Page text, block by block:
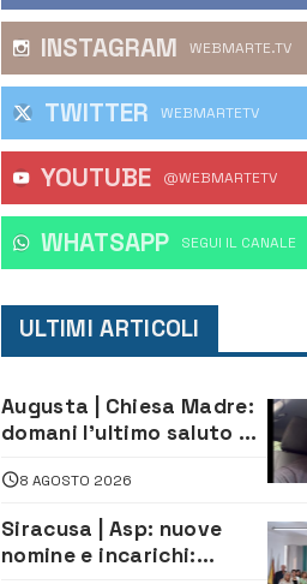
INSTAGRAM WEBMARTE.TV
TWITTER WEBMARTETV
YOUTUBE @WEBMARTETV
WHATSAPP ‎SEGUI IL CANALE
ULTIMI ARTICOLI
Augusta | Chiesa Madre:
domani l’ultimo saluto ad
morto in un incidente
8 AGOSTO 2026
Siracusa | Asp: nuove
nomine e incarichi: